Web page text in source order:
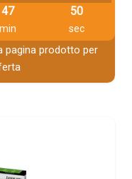
47
min
49
sec
pagina prodotto per